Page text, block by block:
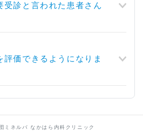
受診と言われた患者さん
評価できるようになりま
ミネルバ なかはら内科クリニック